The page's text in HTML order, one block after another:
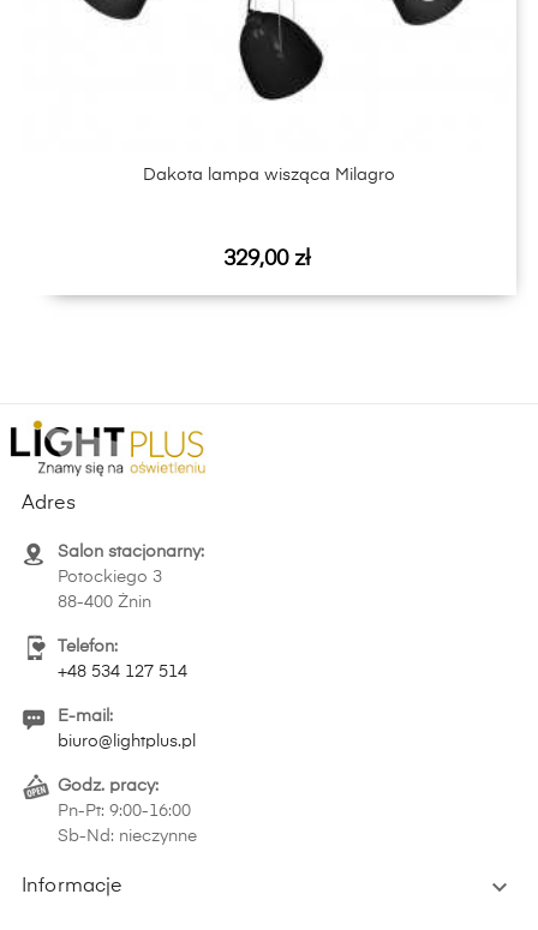
Dakota lampa wisząca Milagro
Cena
329,00 zł
Adres
Salon stacjonarny:
Potockiego 3
88-400 Żnin
Telefon:
+48 534 127 514
E-mail:
biuro@lightplus.pl
Godz. pracy:
Pn-Pt: 9:00-16:00
Sb-Nd: nieczynne
Informacje
